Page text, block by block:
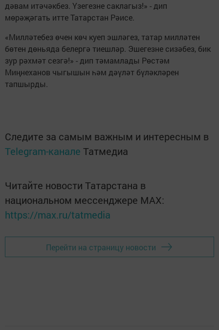
дәвам итәчәкбез. Үзегезне саклагыз!» - дип
мөрәҗәгать итте Татарстан Рәисе.
«Милләтебез өчен көч куеп эшләгез, татар милләтен
бөтен дөньяда белергә тиешләр. Эшегезне сизәбез, бик
зур рәхмәт сезгә!» - дип тәмамлады Рөстәм
Миңнеханов чыгышын һәм дәүләт бүләкләрен
тапшырды.
Следите за самым важным и интересным в
Telegram-канале Татмедиа
Читайте новости Татарстана в
национальном мессенджере MАХ:
https://max.ru/tatmedia
Перейти на страницу новости